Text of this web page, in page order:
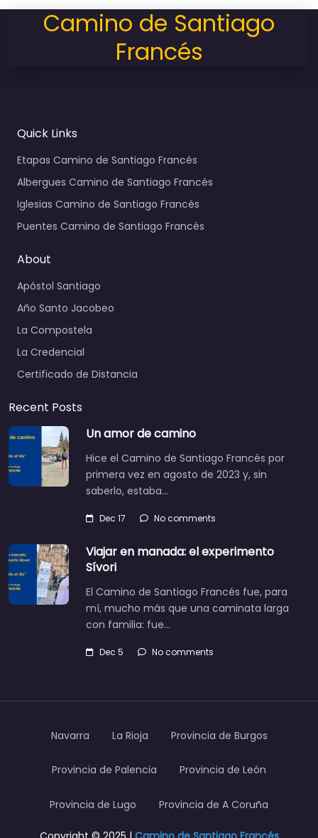
Camino de Santiago
Francés
Quick Links
Etapas Camino de Santiago Francés
Albergues Camino de Santiago Francés
Iglesias Camino de Santiago Francés
Puentes Camino de Santiago Francés
About
Apóstol Santiago
Año Santo Jacobeo
La Compostela
La Credencial
Certificado de Distancia
Recent Posts
Un amor de camino
Hice el Camino de Santiago Francés por
primera vez en agosto de 2023 y, sin
saberlo, estaba…
Dec 17 No comments
Viajar en manada: el experimento
Sívori
El Camino de Santiago Francés fue, para
mí, mucho más que una caminata larga
con familia: fue…
Dec 5 No comments
Navarra La Rioja Provincia de Burgos
Provincia de Palencia Provincia de León
Provincia de Lugo Provincia de A Coruña